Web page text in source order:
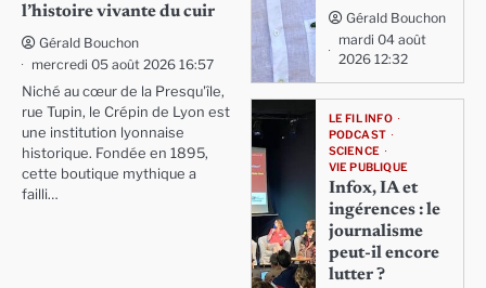
l’histoire vivante du cuir
Gérald Bouchon
mercredi 05 août 2026 16:57
Niché au cœur de la Presqu'île,
rue Tupin, le Crépin de Lyon est
une institution lyonnaise
historique. Fondée en 1895,
cette boutique mythique a
failli…
Gérald Bouchon
mardi 04 août
2026 12:32
LE FIL INFO
PODCAST
SCIENCE
VIE PUBLIQUE
Infox, IA et
ingérences : le
journalisme
peut-il encore
lutter ?